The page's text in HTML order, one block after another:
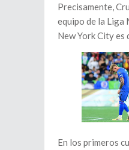
Precisamente,
equipo de la Liga
New York City es
En los primeros